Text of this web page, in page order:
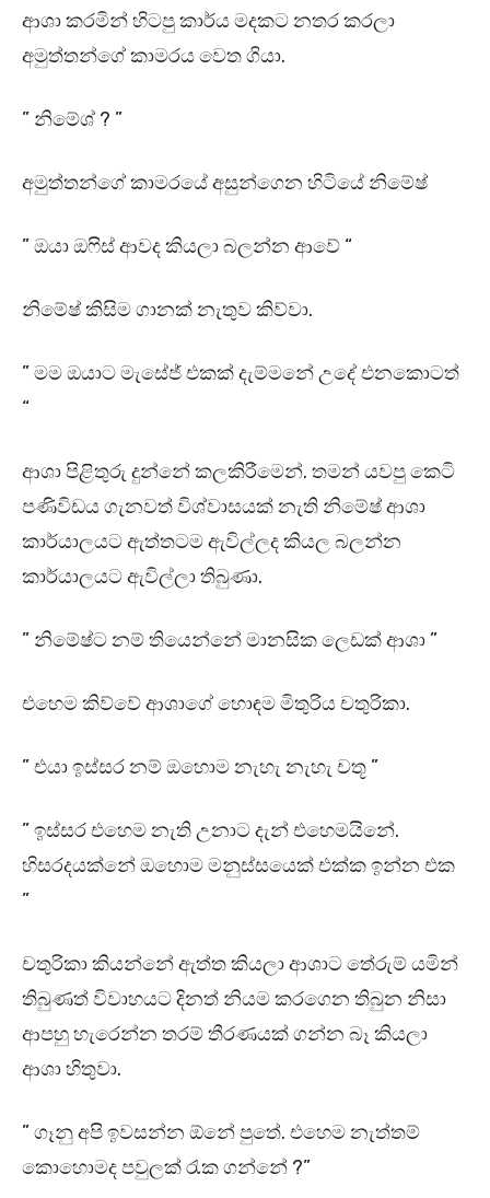
ආශා කරමින් හිටපු කාර්ය මදකට නතර කරලා
අමුත්තන්ගේ කාමරය වෙත ගියා.
” නිමේශ් ? ”
අමුත්තන්ගේ කාමරයේ අසුන්ගෙන හිටියේ නිමේෂ්
” ඔයා ඔෆිස් ආවද කියලා බලන්න ආවේ “
නිමේෂ් කිසිම ගානක් නැතුව කිව්වා.
” මම ඔයාට මැසේජ් එකක් දැම්මනේ උදේ එනකොටත්
“
ආශා පිළිතුරු දුන්නේ කලකිරීමෙන්. තමන් යවපු කෙටි
පණිවිඩය ගැනවත් විශ්වාසයක් නැති නිමේෂ් ආශා
කාර්යාලයට ඇත්තටම ඇවිල්ලද කියල බලන්න
කාර්යාලයට ඇවිල්ලා තිබුණා.
” නිමේෂ්ට නම් තියෙන්නේ මානසික ලෙඩක් ආශා ”
එහෙම කිව්වේ ආශාගේ හොඳම මිතුරිය චතුරිකා.
” එයා ඉස්සර නම් ඔහොම නැහැ නැහැ චතූ ”
” ඉස්සර එහෙම නැති උනාට දැන් එහෙමයිනේ.
හිසරදයක්නේ ඔහොම මනුස්සයෙක් එක්ක ඉන්න එක
”
චතුරිකා කියන්නේ ඇත්ත කියලා ආශාට තේරුම් යමින්
තිබුණත් විවාහයට දිනත් නියම කරගෙන තිබුන නිසා
ආපහු හැරෙන්න තරම් තීරණයක් ගන්න බෑ කියලා
ආශා හිතුවා.
” ගෑනු අපි ඉවසන්න ඕනේ පුතේ. එහෙම නැත්තම්
කොහොමද පවුලක් රැක ගන්නේ ?”